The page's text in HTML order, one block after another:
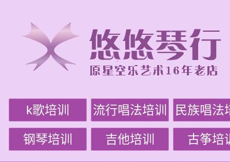
k歌培训 流行唱法培训 民族唱法
钢琴培训 吉他培训 古筝培